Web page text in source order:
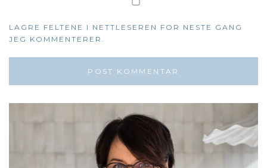
LAGRE FELTENE I NETTLESEREN FOR NESTE GANG
JEG KOMMENTERER.